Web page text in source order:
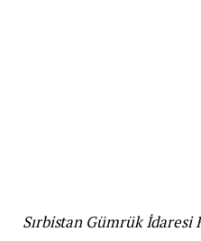
Sırbistan Gümrük İdaresi